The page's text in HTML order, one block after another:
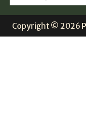
Copyright © 2026